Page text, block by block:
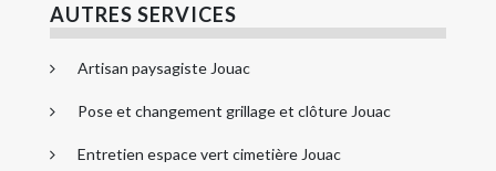
AUTRES SERVICES
Artisan paysagiste Jouac
Pose et changement grillage et clôture Jouac
Entretien espace vert cimetière Jouac